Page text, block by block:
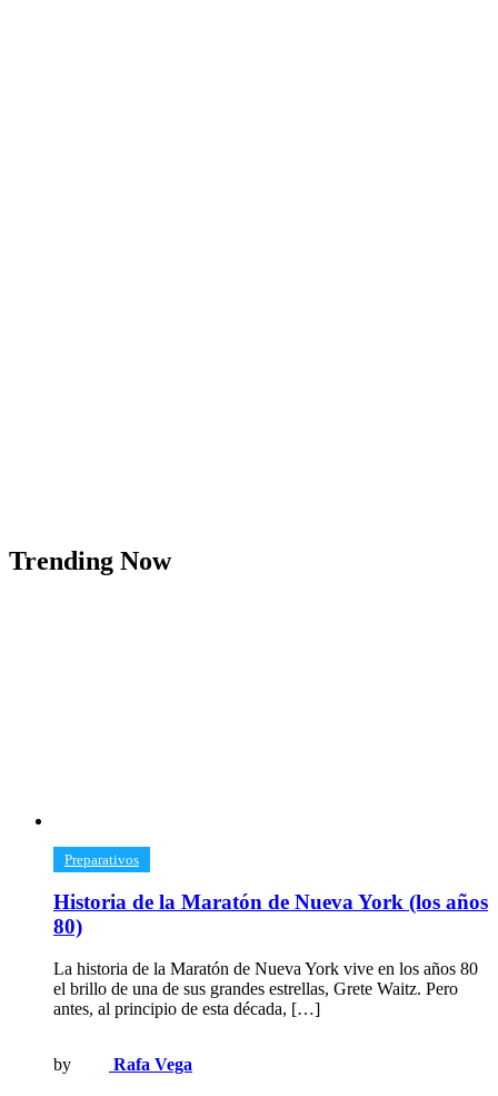
Trending Now
​Preparativos
Historia de la Maratón de Nueva York (los años
80)
La historia de la Maratón de Nueva York vive en los años 80
el brillo de una de sus grandes estrellas, Grete Waitz. Pero
antes, al principio de esta década, […]
by Rafa Vega